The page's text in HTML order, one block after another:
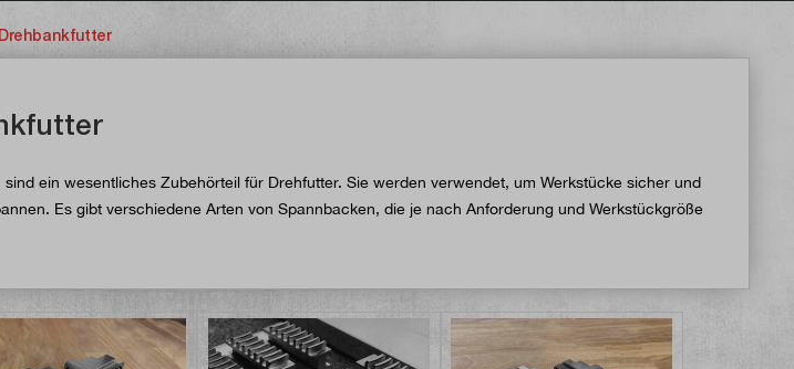
ein wesentliches Zubehörteil für Drehfutter. Sie werden verwendet, um Werkstücke sicher und
Es gibt verschiedene Arten von Spannbacken, die je nach Anforderung und Werkstückgröße